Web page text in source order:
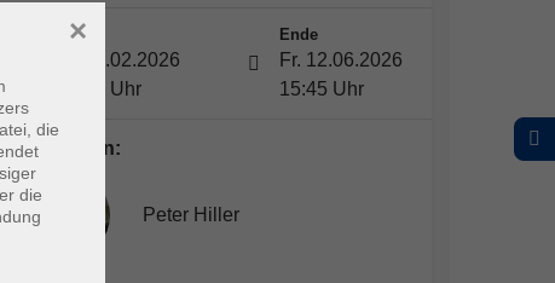
Start
Fr. 13.02.2026
15:00 Uhr
Ende
Fr. 12.06.2026
15:45 Uhr
Dozent*in:
Peter Hiller
die
die
×